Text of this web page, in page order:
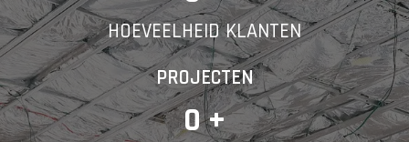
Vorige HOEVEELHEID KLANTEN
PROJECTEN
0 +